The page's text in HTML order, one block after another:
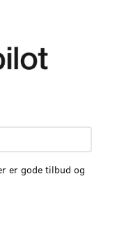
er gode tilbud og